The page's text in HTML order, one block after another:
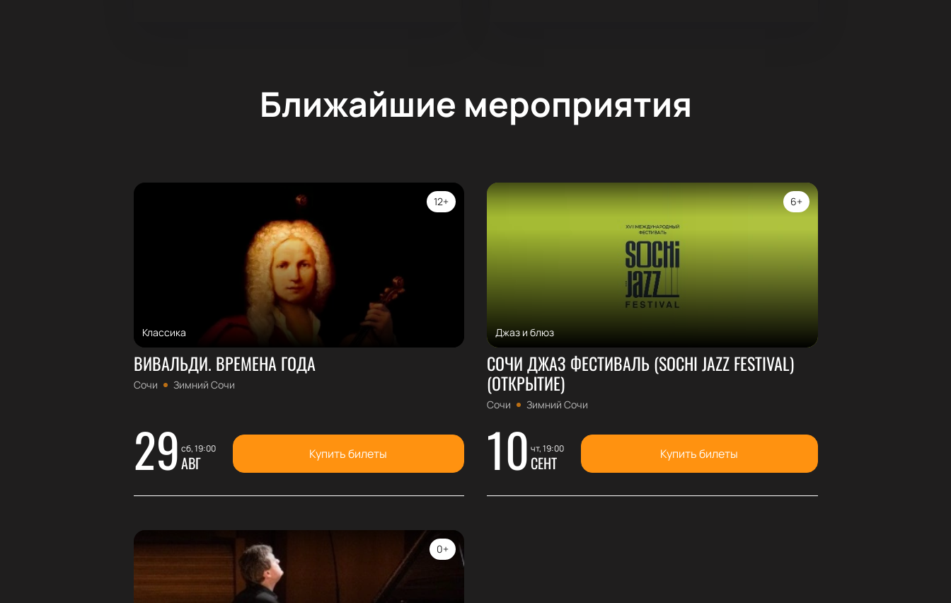
Ближайшие мероприятия
Классика
12+
ВИВАЛЬДИ. ВРЕМЕНА ГОДА
Сочи Зимний Сочи
29 сб, 19:00
АВГ Купить билеты
Джаз и блюз
6+
СОЧИ ДЖАЗ ФЕСТИВАЛЬ (SOCHI JAZZ FESTIVAL)
(ОТКРЫТИЕ)
Сочи Зимний Сочи
10 чт, 19:00
СЕНТ Купить билеты
0+